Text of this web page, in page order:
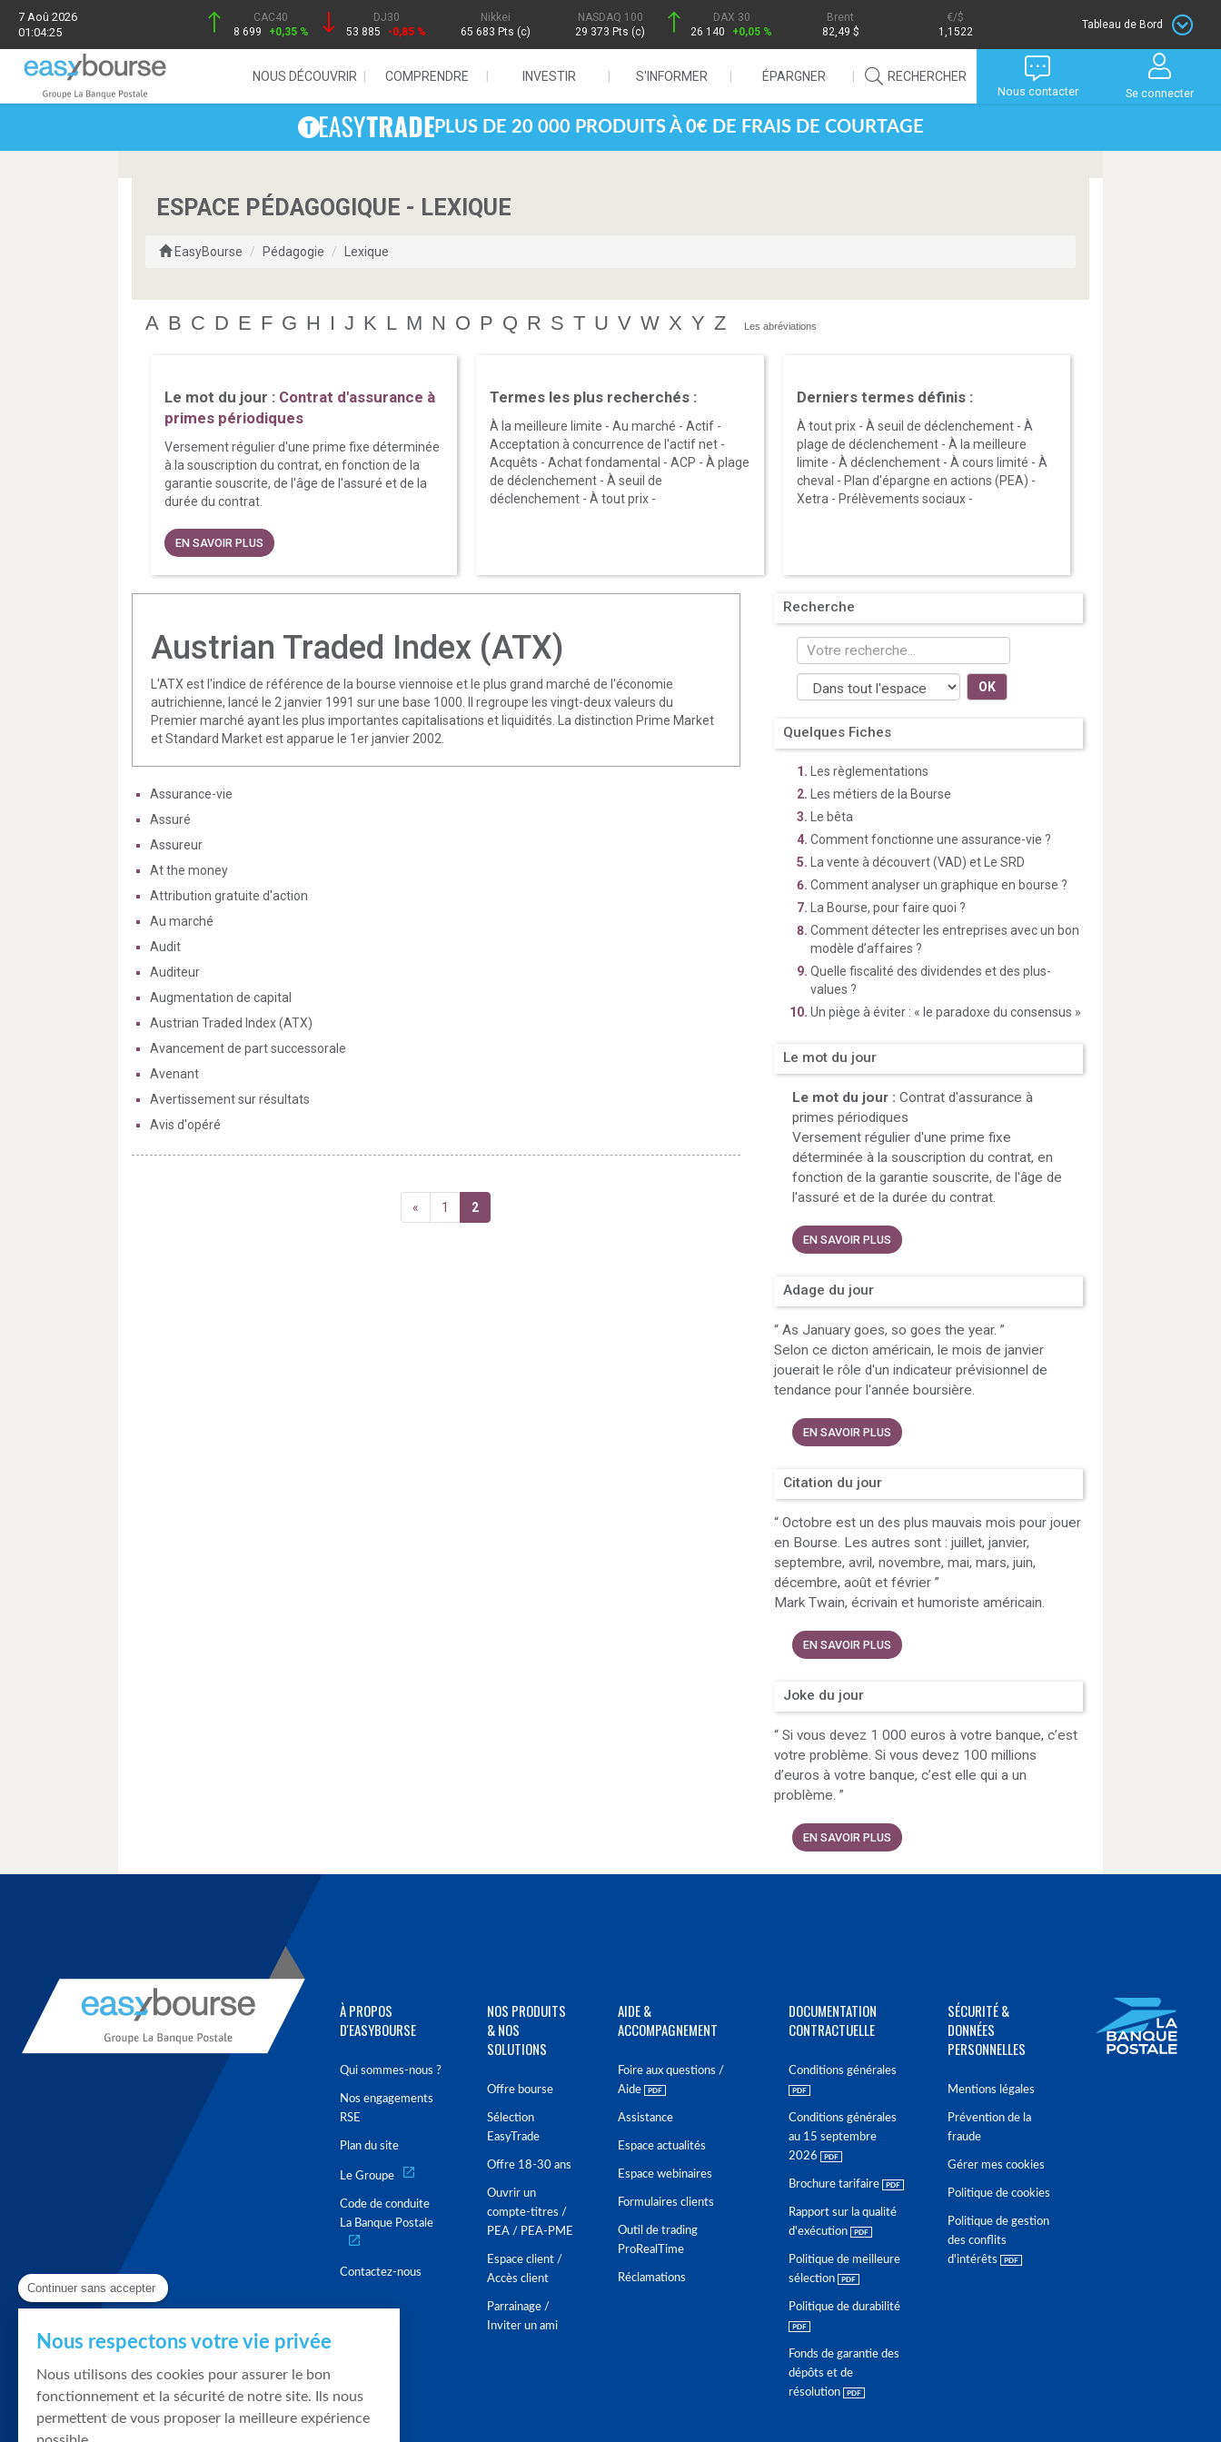
7 Aoû 2026
01:04:25
CAC40
8 699
+0,35 %
DJ30
53 885
-0,85 %
Nikkei
65 683 Pts (c)
NASDAQ 100
29 373 Pts (c)
DAX 30
26 140
+0,05 %
Brent
82,49 $
/$
1,1522
Tableau de Bord
NOUS DÉCOUVRIR COMPRENDRE INVESTIR S'INFORMER ÉPARGNER RECHERCHER
Nous contacter Se connecter
PLUS DE 20 000 PRODUITS À 0€ DE FRAIS DE COURTAGE
ESPACE PÉDAGOGIQUE - LEXIQUE
EasyBourse Pédagogie Lexique
A B C D E F G H I J K L M N O P Q R S T U V W X Y Z Les abréviations
Le mot du jour : Contrat d'assurance à
primes périodiques
Versement régulier d'une prime fixe déterminée
à la souscription du contrat, en fonction de la
garantie souscrite, de l'âge de l'assuré et de la
durée du contrat.
EN SAVOIR PLUS
Termes les plus recherchés :
À la meilleure limite -Au marché -Actif -
Acceptation à concurrence de l'actif net -
Acquêts -Achat fondamental -ACP -À plage
de déclenchement -À seuil de
déclenchement -À tout prix -
Derniers termes définis :
À tout prix- À seuil de déclenchement- À
plage de déclenchement- À la meilleure
limite - À déclenchement- À cours limité - À
cheval - Plan d'épargne en actions (PEA) -
Xetra - Prélèvements sociaux-
Austrian Traded Index (ATX)
L'ATX est l'indice de référence de la bourse viennoise et le plus grand marché de l'économie
autrichienne, lancé le 2 janvier 1991 sur une base 1000. Il regroupe les vingt-deux valeurs du
Premier marché ayant les plus importantes capitalisations et liquidités. La distinction Prime Market
et Standard Market est apparue le 1er janvier 2002.
Assurance-vie
Assuré
Assureur
At the money
Attribution gratuite d'action
Au marché
Audit
Auditeur
Augmentation de capital
Austrian Traded Index (ATX)
Avancement de part successorale
Avenant
Avertissement sur résultats
Avis d'opéré
« 1 2
Recherche
OK
Quelques Fiches
Les règlementations
Les métiers de la Bourse
Le bêta
Comment fonctionne une assurance-vie ?
La vente à découvert (VAD) et Le SRD
Comment analyser un graphique en bourse ?
La Bourse, pour faire quoi ?
Comment détecter les entreprises avec un bon
modèle d’affaires ?
Quelle fiscalité des dividendes et des plus-
values ?
Un piège à éviter : « le paradoxe du consensus »
Le mot du jour
Le mot du jour :Contrat d'assurance à
primes périodiques
Versement régulier d'une prime fixe
déterminée à la souscription du contrat, en
fonction de la garantie souscrite, de l'âge de
l'assuré et de la durée du contrat.
EN SAVOIR PLUS
Adage du jour
“ As January goes, so goes the year.”
Selon ce dicton américain, le mois de janvier
jouerait le rôle d'un indicateur prévisionnel de
tendance pour l'année boursière.
EN SAVOIR PLUS
Citation du jour
“ Octobre est un des plus mauvais mois pour jouer
en Bourse. Les autres sont : juillet, janvier,
septembre, avril, novembre, mai, mars, juin,
décembre, août et février”
Mark Twain, écrivain et humoriste américain.
EN SAVOIR PLUS
Joke du jour
“ Si vous devez 1 000 euros à votre banque, c’est
votre problème. Si vous devez 100 millions
d’euros à votre banque, c’est elle qui a un
problème.”
EN SAVOIR PLUS
À PROPOS
D'EASYBOURSE
Qui sommes-nous ?
Nos engagements
RSE
Plan du site
Le Groupe
Code de conduite
La Banque Postale
Contactez-nous
NOS PRODUITS
& NOS
SOLUTIONS
Offre bourse
Sélection
EasyTrade
Offre 18-30 ans
Ouvrir un
compte-titres /
PEA / PEA-PME
Espace client /
Accès client
Parrainage /
Inviter un ami
AIDE &
ACCOMPAGNEMENT
Foire aux questions /
Aide
Assistance
Espace actualités
Espace webinaires
Formulaires clients
Outil de trading
ProRealTime
Réclamations
DOCUMENTATION
CONTRACTUELLE
Conditions générales
Conditions générales
au 15 septembre
2026
Brochure tarifaire
Rapport sur la qualité
d'exécution
Politique de meilleure
sélection
Politique de durabilité
Fonds de garantie des
dépôts et de
résolution
SÉCURITÉ &
DONNÉES
PERSONNELLES
Mentions légales
Prévention de la
fraude
Gérer mes cookies
Politique de cookies
Politique de gestion
des conflits
d'intérêts
Continuer sans accepter
Nous respectons votre vie privée
Nous utilisons des cookies pour assurer le bon
fonctionnement et la sécurité de notre site. Ils nous
permettent de vous proposer la meilleure expérience